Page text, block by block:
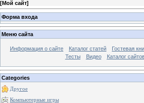
[Мой сайт]
Форма входа
Меню сайта
Информация о сайте Каталог статей Гостевая
Тесты
Видео Каталог
Categories
Другое
Компьютерные игры